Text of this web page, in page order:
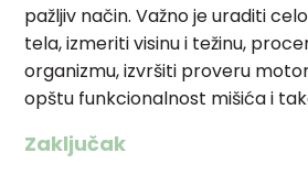
pažljiv način. Važno je uraditi
tela, izmeriti visinu i težinu,
organizmu, izvršiti proveru
opštu funkcionalnost mišića i
Zaključak